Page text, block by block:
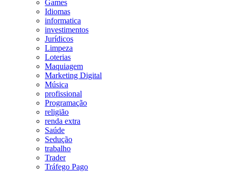
Games
Idiomas
informatica
investimentos
Jurídicos
Limpeza
Loterias
Maquiagem
Marketing Digital
Música
profissional
Programação
religião
renda extra
Saúde
Sedução
trabalho
Trader
Tráfego Pago